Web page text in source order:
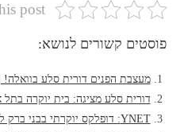
post
פוסטים קשורים לנושא:
מעצבת הפנים דורית סלע בוואלה!
דורית סלע מציגה: בית יוקרה בתל
YNET: דופלקס יוקרתי בבני ברק לאחר עיצוב פנים של דורית סלע